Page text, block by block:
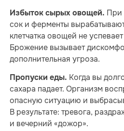
Избыток сырых овощей. При
сок и ферменты
клетчатка овощей не
Брожение вызывает
дополнительная угроза.
Пропуски еды. Когда вы
сахара падает. Организм
опасную ситуацию и
В результате: тревога,
и вечерний «дожор».